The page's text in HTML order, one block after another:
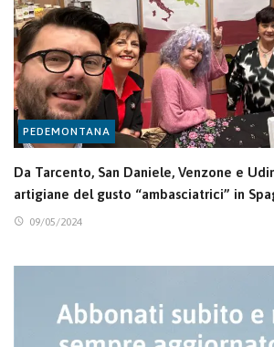
PEDEMONTANA
Da Tarcento, San Daniele, Venzone e
artigiane del gusto “ambasciatrici” in
09/05/2024